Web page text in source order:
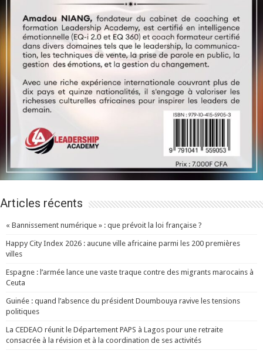
Articles récents
« Bannissement numérique » : que prévoit la loi française ?
Happy City Index 2026 : aucune ville africaine parmi les 200 premières
villes
Espagne : l’armée lance une vaste traque contre des migrants marocains à
Ceuta
Guinée : quand l’absence du président Doumbouya ravive les tensions
politiques
La CEDEAO réunit le Département PAPS à Lagos pour une retraite
consacrée à la révision et à la coordination de ses activités